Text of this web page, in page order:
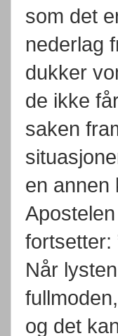
som det
nederlag
dukker
de ikke
saken
en annen
fortsetter:
Når
og det